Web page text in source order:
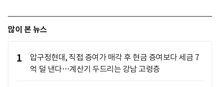
많이 본 뉴스
1
압구정현대, 직접 증여가 매각 후 현금 증여보다 세금 7
억 덜 낸다…계산기 두드리는 강남 고령층